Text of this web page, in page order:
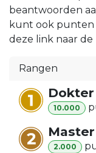
beantwoorden
kunt ook punten
deze link naar
Rangen
Dokter
10.000
Master
2.000